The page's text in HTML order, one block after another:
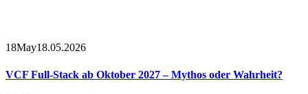
18May18.05.2026
VCF Full-Stack ab Oktober 2027 – Mythos oder Wahrheit?